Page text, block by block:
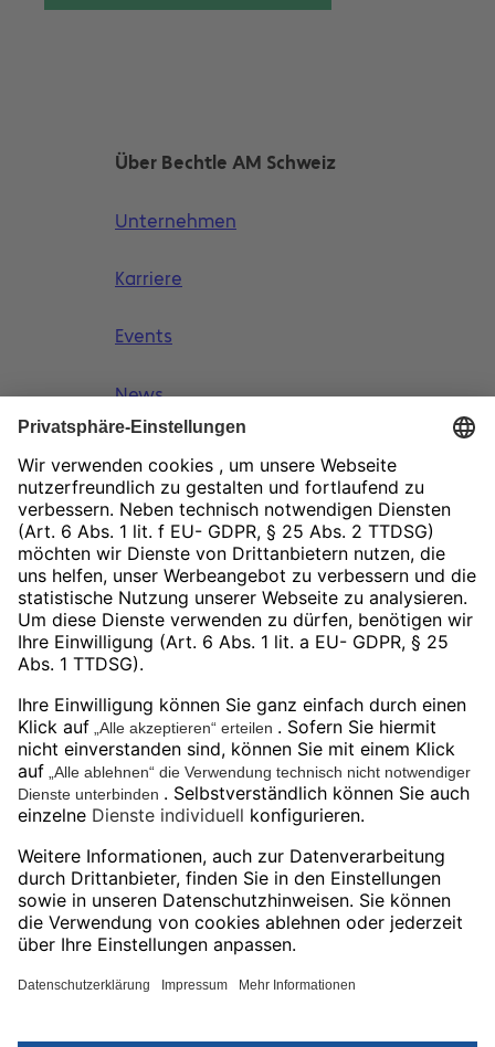
Über Bechtle AM Schweiz
Unternehmen
Karriere
Events
News
Marken
DyeMansion
HP
ASM
Social Media
LinkedIn
Facebook
Instagram
YouTube
Impressum